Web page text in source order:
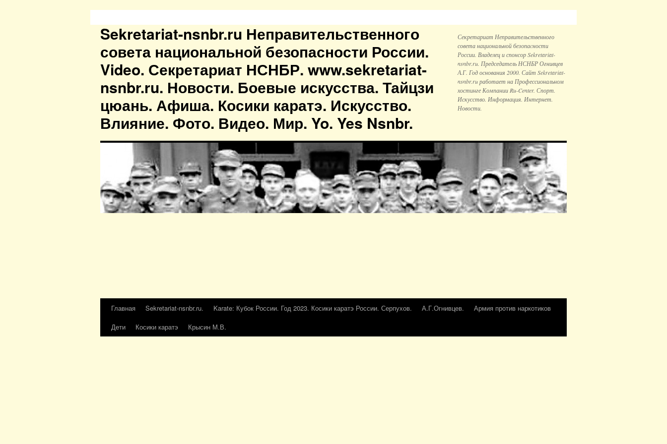
Sekretariat-nsnbr.ru Неправительственного
совета национальной безопасности России.
Video. Секретариат НСНБР. www.sekretariat-
nsnbr.ru. Новости. Боевые искусства. Тайцзи
цюань. Афиша. Косики каратэ. Искусство.
Влияние. Фото. Видео. Мир. Yo. Yes Nsnbr.
Секретариат Неправительственного
совета национальной безопаcности
России. Владелец и спонсор Sekretariat-
nsnbr.ru. Председатель НСНБР Огнивцев
А.Г. Год основания 2000. Сайт Sekretariat-
nsnbr.ru работает на Профессиональном
хостинге Компании Ru-Center. Спорт.
Искусство. Информация. Интернет.
Новости.
Главная Sekretariat-nsnbr.ru. Karate: Кубок России. Год 2023. Косики каратэ России. Серпухов. А.Г.Огнивцев.
Армия против наркотиков
Дети
Косики каратэ Крысин М.В.